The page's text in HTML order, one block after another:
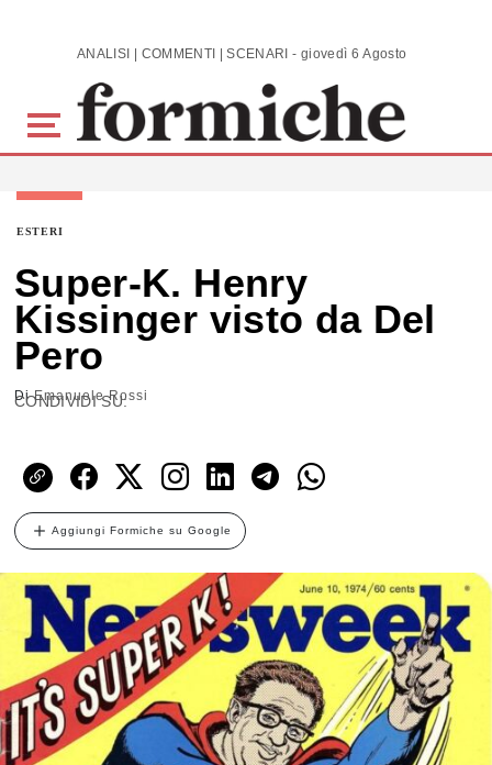
Skip to main content ANALISI | COMMENTI | SCENARI - giovedì 6 Agosto 2026
ESTERI
Super-K. Henry
Kissinger visto da Del
Pero
DiEmanuele Rossi
CONDIVIDI SU:
Aggiungi Formiche su Google